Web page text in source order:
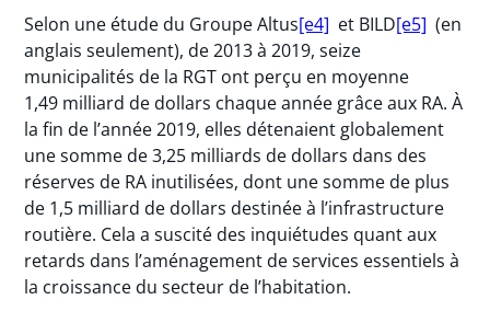
Selon une étude du Groupe Altus[e4] et BILD[e5] (en
anglais seulement), de 2013 à 2019, seize
municipalités de la RGT ont perçu en moyenne
1,49 milliard de dollars chaque année grâce aux RA. À
la fin de l’année 2019, elles détenaient globalement
une somme de 3,25 milliards de dollars dans des
réserves de RA inutilisées, dont une somme de plus
de 1,5 milliard de dollars destinée à l’infrastructure
routière. Cela a suscité des inquiétudes quant aux
retards dans l’aménagement de services essentiels à
la croissance du secteur de l’habitation.